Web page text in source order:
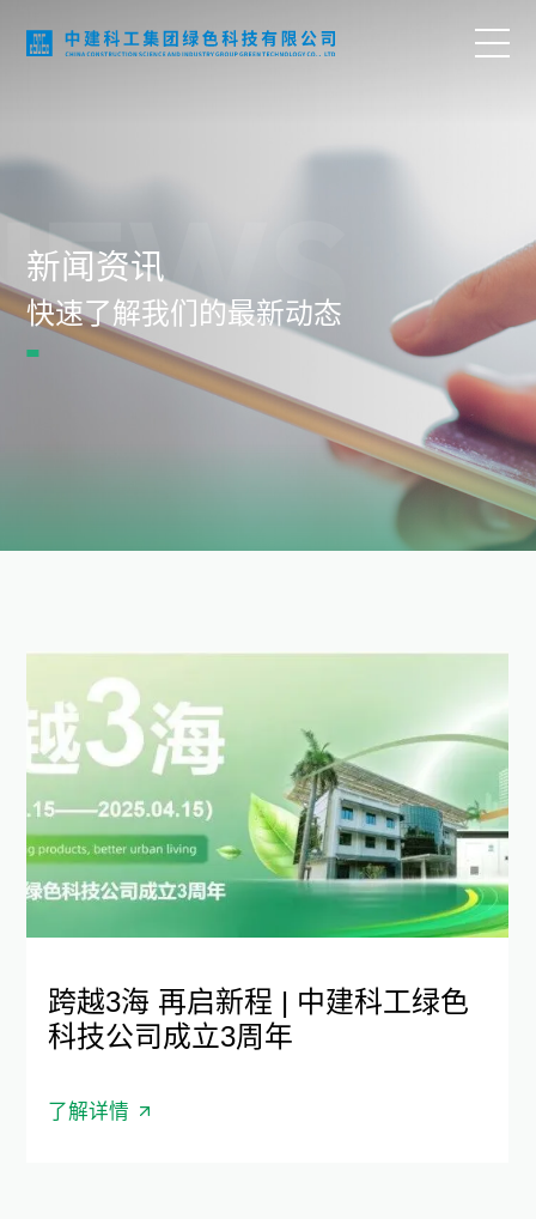
业务领域
科技创新
新闻资讯
快速了解我们的最新动态
跨越3海 再启新程 | 中建科工绿色
科技公司成立3周年
了解详情